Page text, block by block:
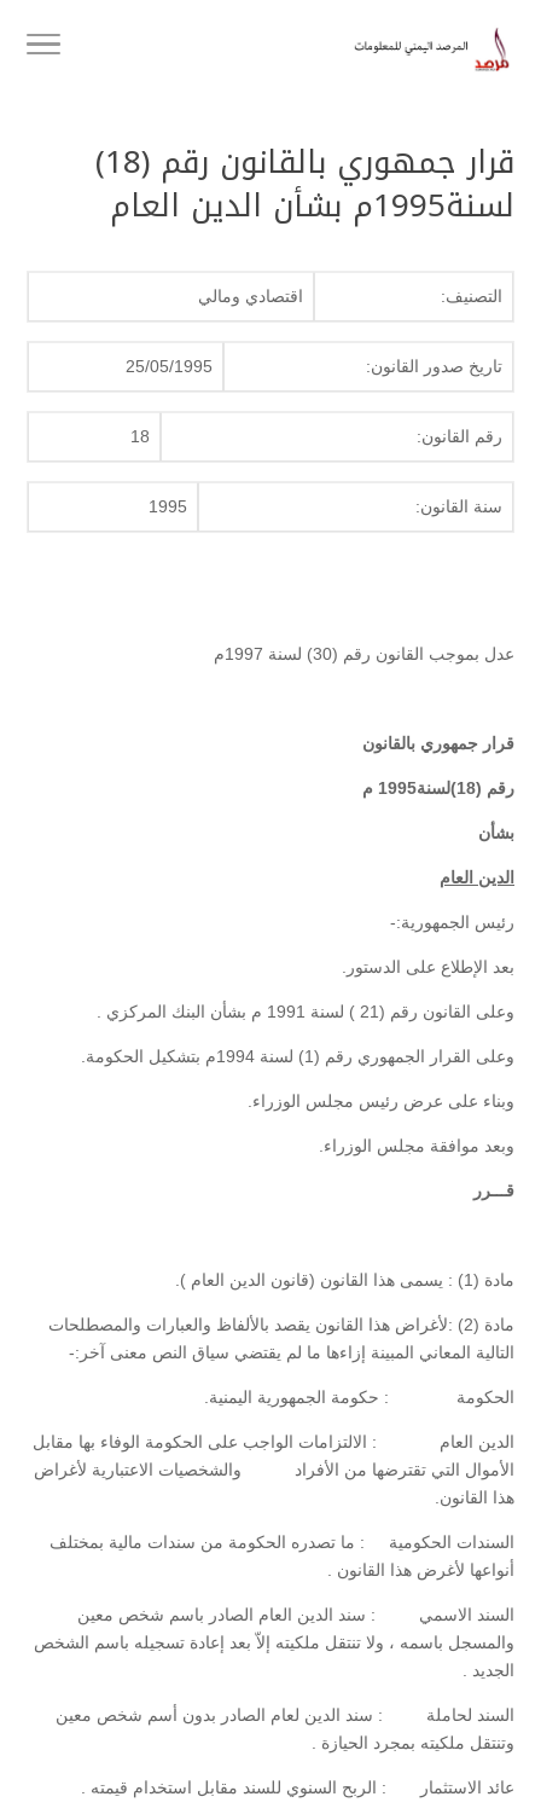
قرار جمهوري بالقانون رقم (18)
لسنة1995م بشأن الدين العام
التصنيف: اقتصادي ومالي
تاريخ صدور القانون: 25/05/1995
رقم القانون: 18
سنة القانون: 1995
عدل بموجب القانون رقم (30) لسنة 1997م
قرار جمهوري بالقانون
رقم (18)لسنة1995 م
بشأن
الدين العام
رئيس الجمهورية:-
بعد الإطلاع على الدستور.
وعلى القانون رقم (21 ) لسنة 1991 م بشأن البنك المركزي .
وعلى القرار الجمهوري رقم (1) لسنة 1994م بتشكيل الحكومة.
وبناء على عرض رئيس مجلس الوزراء.
وبعد موافقة مجلس الوزراء.
قـــرر
مادة (1) : يسمى هذا القانون (قانون الدين العام ).
مادة (2) :لأغراض هذا القانون يقصد بالألفاظ والعبارات والمصطلحات
التالية المعاني المبينة إزاءها ما لم يقتضي سياق النص معنى آخر:-
الحكومة : حكومة الجمهورية اليمنية.
الدين العام : الالتزامات الواجب على الحكومة الوفاء بها مقابل
الأموال التي تقترضها من الأفراد والشخصيات الاعتبارية لأغراض
هذا القانون.
السندات الحكومية : ما تصدره الحكومة من سندات مالية بمختلف
أنواعها لأغرض هذا القانون .
السند الاسمي : سند الدين العام الصادر باسم شخص معين
والمسجل باسمه ، ولا تنتقل ملكيته إلاّ بعد إعادة تسجيله باسم الشخص
الجديد .
السند لحاملة : سند الدين لعام الصادر بدون أسم شخص معين
وتنتقل ملكيته بمجرد الحيازة .
عائد الاستثمار : الربح السنوي للسند مقابل استخدام قيمته .